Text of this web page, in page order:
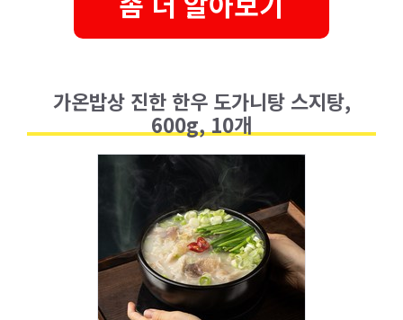
가온밥상 진한 한우 도가니탕 스지탕,
600g, 10개